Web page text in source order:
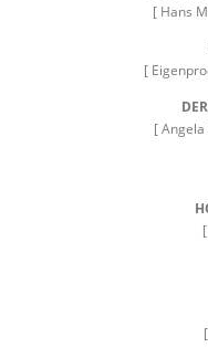
[ Hans
[
[